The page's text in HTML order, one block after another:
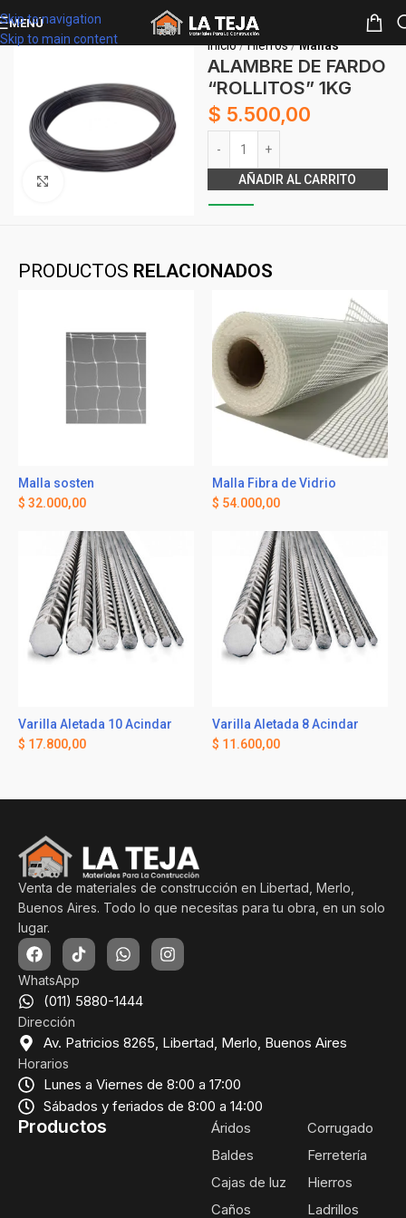
Skip to navigation
Skip to main content
MENÚ
Inicio Hierros Mallas
ALAMBRE DE FARDO
“ROLLITOS” 1KG
$ 5.500,00
AÑADIR AL CARRITO
PRODUCTOS RELACIONADOS
Malla sosten
$ 32.000,00
Malla Fibra de Vidrio
$ 54.000,00
Varilla Aletada 10 Acindar
$ 17.800,00
Varilla Aletada 8 Acindar
$ 11.600,00
Venta de materiales de construcción en Libertad, Merlo,
Buenos Aires. Todo lo que necesitas para tu obra, en un solo
lugar.
WhatsApp
(011) 5880-1444
Dirección
Av. Patricios 8265, Libertad, Merlo, Buenos Aires
Horarios
Lunes a Viernes de 8:00 a 17:00
Sábados y feriados de 8:00 a 14:00
Productos
Áridos
Baldes
Cajas de luz
Caños
Corrugado
Ferretería
Hierros
Ladrillos